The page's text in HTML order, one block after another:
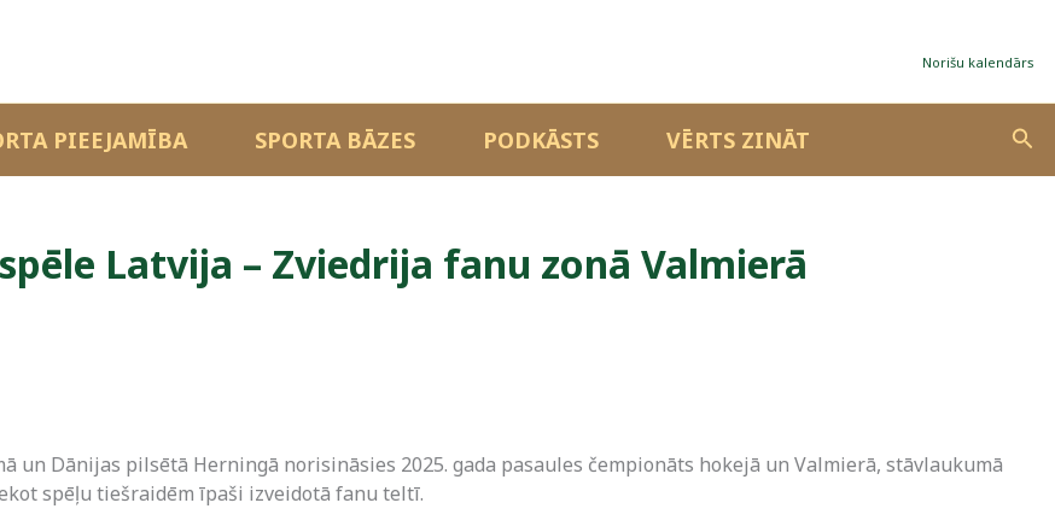
Norišu kalendārs
PIEEJAMĪBA SPORTA BĀZES PODKĀSTS VĒRTS ZINĀT
Latvija – Zviedrija fanu zonā Valmierā
un Dānijas pilsētā Herningā norisināsies 2025. gada pasaules čempionāts hokejā un Valmierā, stāvlaukumā
spēļu tiešraidēm īpaši izveidotā fanu teltī.